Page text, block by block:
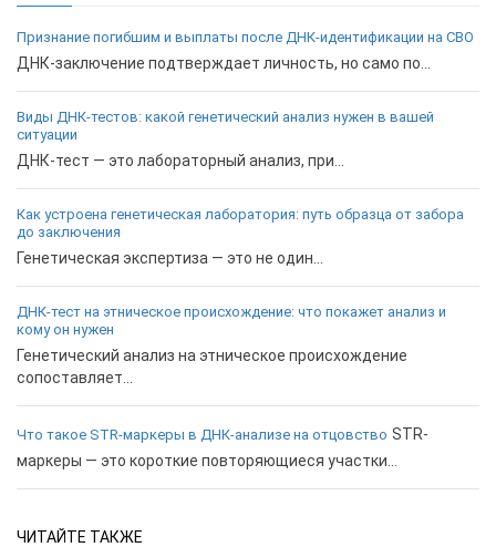
Признание погибшим и выплаты после ДНК-идентификации на СВО
ДНК-заключение подтверждает личность, но само по...
Виды ДНК-тестов: какой генетический анализ нужен в вашей
ситуации
ДНК-тест — это лабораторный анализ, при...
Как устроена генетическая лаборатория: путь образца от забора
до заключения
Генетическая экспертиза — это не один...
ДНК-тест на этническое происхождение: что покажет анализ и
кому он нужен
Генетический анализ на этническое происхождение
сопоставляет...
Что такое STR-маркеры в ДНК-анализе на отцовство STR-
маркеры — это короткие повторяющиеся участки...
ЧИТАЙТЕ ТАКЖЕ